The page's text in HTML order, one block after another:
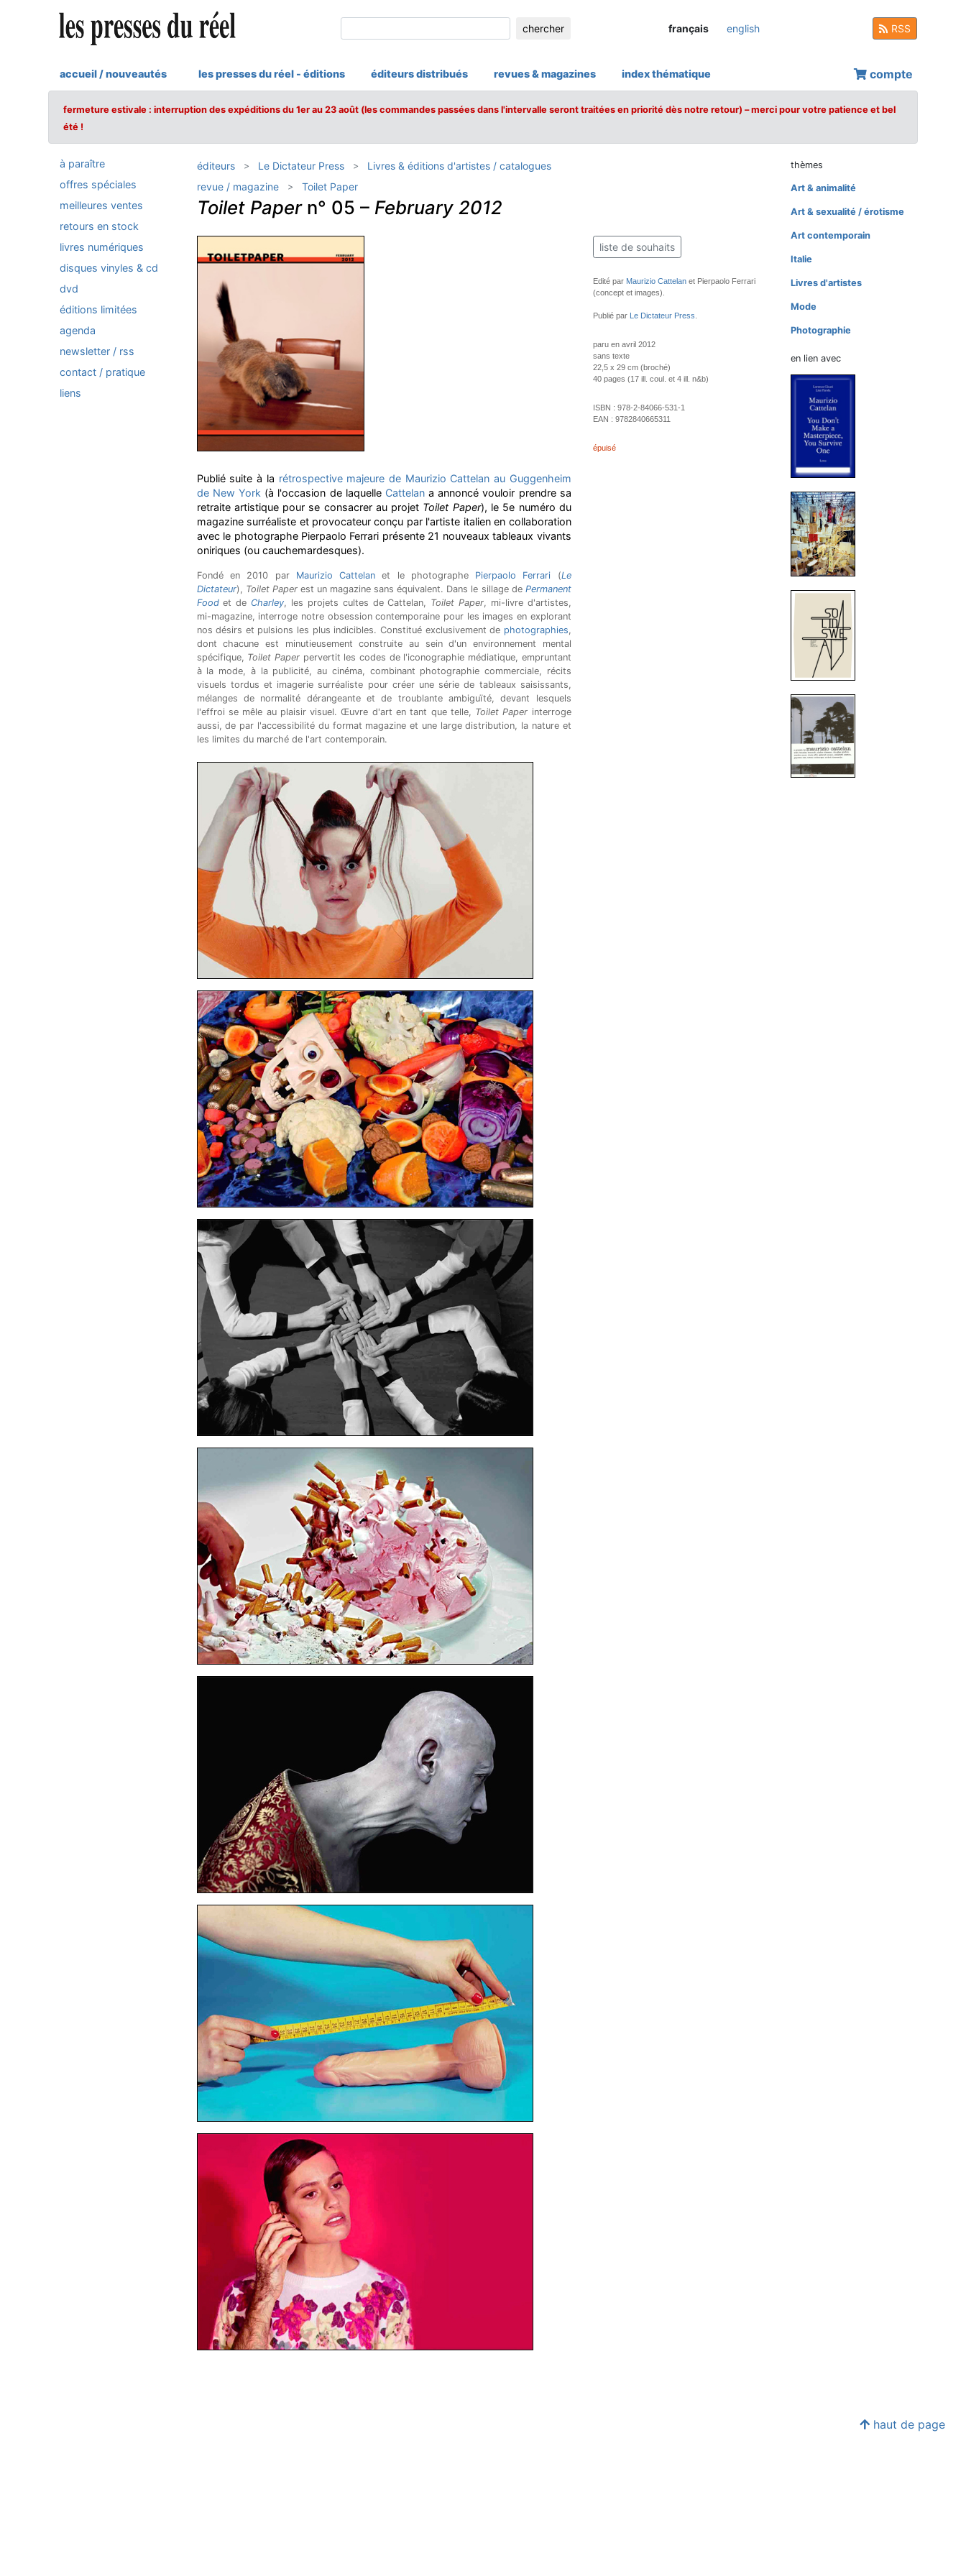
chercher français english RSS
accueil / nouveautés les presses du réel - éditions éditeurs distribués revues & magazines index thématique compte
fermeture estivale : interruption des expéditions du 1er au 23 août (les commandes passées dans l'intervalle seront traitées en priorité dès notre retour) – merci pour votre patience et bel
été !
à paraître
offres spéciales
meilleures ventes
retours en stock
livres numériques
disques vinyles & cd
dvd
éditions limitées
agenda
newsletter / rss
contact / pratique
liens
éditeurs Le Dictateur Press
Livres & éditions d'artistes / catalogues
revue / magazine
Toilet Paper
Toilet Papern° 05 – February 2012
Publié suite à la rétrospective majeure de Maurizio Cattelan au Guggenheim
de New York (à l'occasion de laquelle Cattelana annoncé vouloir prendre sa
retraite artistique pour se consacrer au projet Toilet Paper), le 5e numéro du
magazine surréaliste et provocateur conçu par l'artiste italien en collaboration
avec le photographe Pierpaolo Ferrari présente 21 nouveaux tableaux vivants
oniriques (ou cauchemardesques).
Fondé en 2010 par Maurizio Cattelan et le photographe Pierpaolo Ferrari (Le
Dictateur), Toilet Paperest un magazine sans équivalent. Dans le sillage de Permanent
Foodet de Charley, les projets cultes de Cattelan, Toilet Paper, mi-livre d'artistes,
mi-magazine, interroge notre obsession contemporaine pour les images en explorant
nos désirs et pulsions les plus indicibles. Constitué exclusivement de photographies,
dont chacune est minutieusement construite au sein d'un environnement mental
spécifique, Toilet Paper pervertit les codes de l'iconographie médiatique, empruntant
à la mode, à la publicité, au cinéma, combinant photographie commerciale, récits
visuels tordus et imagerie surréaliste pour créer une série de tableaux saisissants,
mélanges de normalité dérangeante et de troublante ambiguïté, devant lesquels
l'effroi se mêle au plaisir visuel. Œuvre d'art en tant que telle, Toilet Paper interroge
aussi, de par l'accessibilité du format magazine et une large distribution, la nature et
les limites du marché de l'art contemporain.
liste de souhaits
Edité par Maurizio Cattelanet Pierpaolo Ferrari
(concept et images).
Publié par Le Dictateur Press
paru en avril 2012
sans texte
22,5 x 29 cm (broché)
40 pages (17 ill. coul. et 4 ill. n&b)
ISBN : 978-2-84066-531-1
EAN : 9782840665311
épuisé
thèmes
Art & animalité
Art & sexualité / érotisme
Art contemporain
Italie
Livres d'artistes
Mode
Photographie
en lien avec
haut de page